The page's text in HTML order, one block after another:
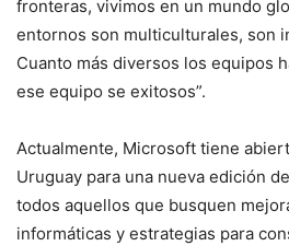
fronteras, vivimos en un mundo
entornos son multiculturales, son
Cuanto más diversos los equipos
ese equipo se exitosos”.
Actualmente, Microsoft tiene
Uruguay para una nueva edición
todos aquellos que busquen
informáticas y estrategias para